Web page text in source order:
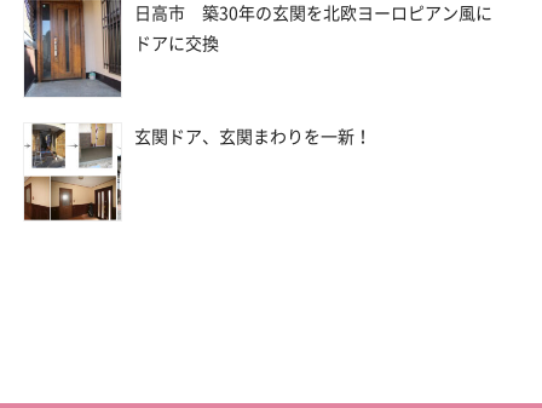
日高市 築30年の玄関を北欧ヨーロピアン風に
ドアに交換
玄関ドア、玄関まわりを一新！